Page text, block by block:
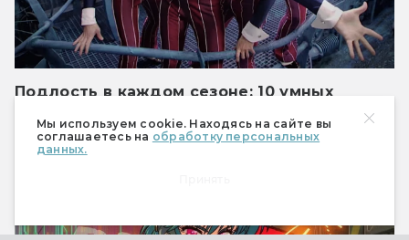
Мы используем cookie. Находясь на сайте вы
соглашаетесь на обработку персональных
данных.
Подлость в каждом сезоне: 10 умных
Самые коварные злодеи с телеэкрана. Они
все номер один!